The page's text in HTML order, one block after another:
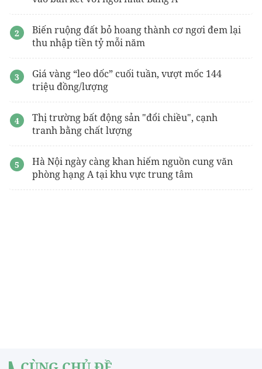
Biến ruộng đất bỏ hoang thành cơ ngơi đem lại
thu nhập tiền tỷ mỗi năm
Giá vàng “leo dốc” cuối tuần, vượt mốc 144
triệu đồng/lượng
Thị trường bất động sản "đổi chiều", cạnh
tranh bằng chất lượng
Hà Nội ngày càng khan hiếm nguồn cung văn
phòng hạng A tại khu vực trung tâm